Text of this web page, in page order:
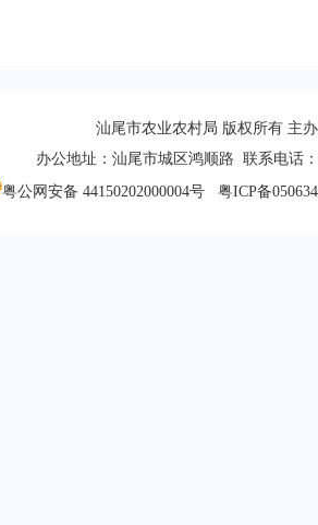
汕尾市农业农村局 版权所有 主
办公地址：汕尾市城区鸿顺路 联系电话
粤公网安备 44150202000004号
粤ICP备